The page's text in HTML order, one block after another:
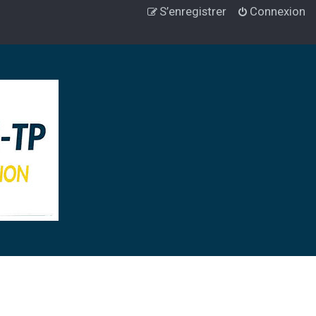
Connexion
S’enregistrer